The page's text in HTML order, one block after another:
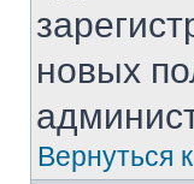
новых
Вернуться